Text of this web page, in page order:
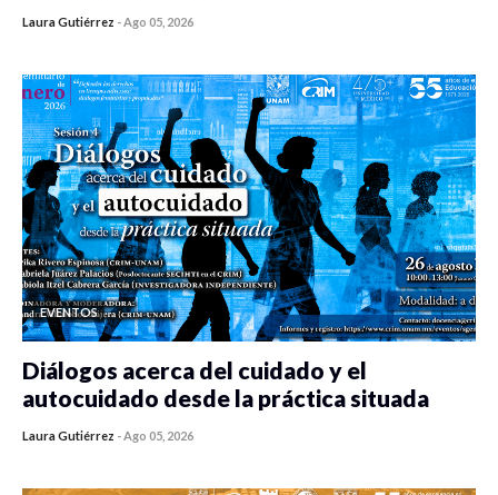
Laura Gutiérrez -Ago 05, 2026
EVENTOS
Diálogos acerca del cuidado y el
autocuidado desde la práctica situada
Laura Gutiérrez -Ago 05, 2026